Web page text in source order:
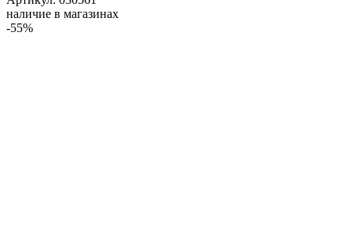
наличие в магазинах
-55%